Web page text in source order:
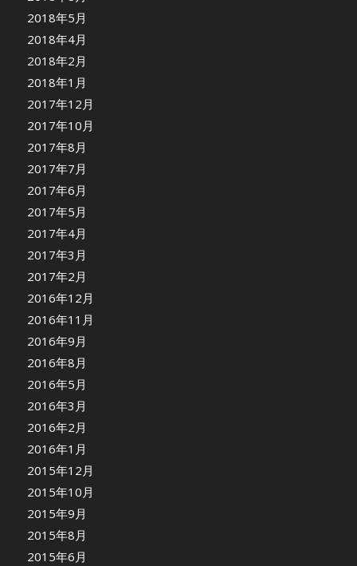
2018年5月
2018年4月
2018年2月
2018年1月
2017年12月
2017年10月
2017年8月
2017年7月
2017年6月
2017年5月
2017年4月
2017年3月
2017年2月
2016年12月
2016年11月
2016年9月
2016年8月
2016年5月
2016年3月
2016年2月
2016年1月
2015年12月
2015年10月
2015年9月
2015年8月
2015年6月